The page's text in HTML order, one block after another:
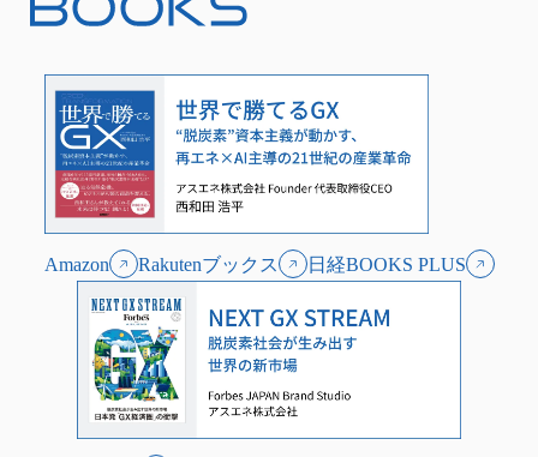
Amazon Rakutenブックス 日経BOOKS PLUS